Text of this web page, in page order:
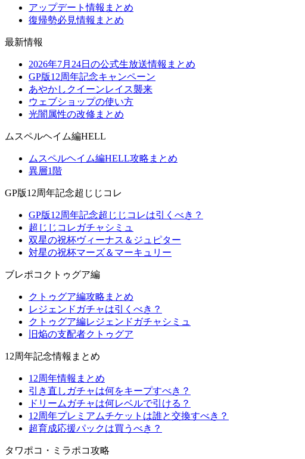
アップデート情報まとめ
復帰勢必見情報まとめ
最新情報
2026年7月24日の公式生放送情報まとめ
GP版12周年記念キャンペーン
あやかしクイーンレイス襲来
ウェブショップの使い方
光闇属性の改修まとめ
ムスペルヘイム編HELL
ムスペルヘイム編HELL攻略まとめ
異層1階
GP版12周年記念超じじコレ
GP版12周年記念超じじコレは引くべき？
超じじコレガチャシミュ
双星の祝杯ヴィーナス＆ジュピター
対星の祝杯マーズ＆マーキュリー
ブレポコクトゥグア編
クトゥグア編攻略まとめ
レジェンドガチャは引くべき？
クトゥグア編レジェンドガチャシミュ
旧焔の支配者クトゥグア
12周年記念情報まとめ
12周年情報まとめ
引き直しガチャは何をキープすべき？
ドリームガチャは何レベルで引ける？
12周年プレミアムチケットは誰と交換すべき？
超育成応援パックは買うべき？
タワポコ・ミラポコ攻略